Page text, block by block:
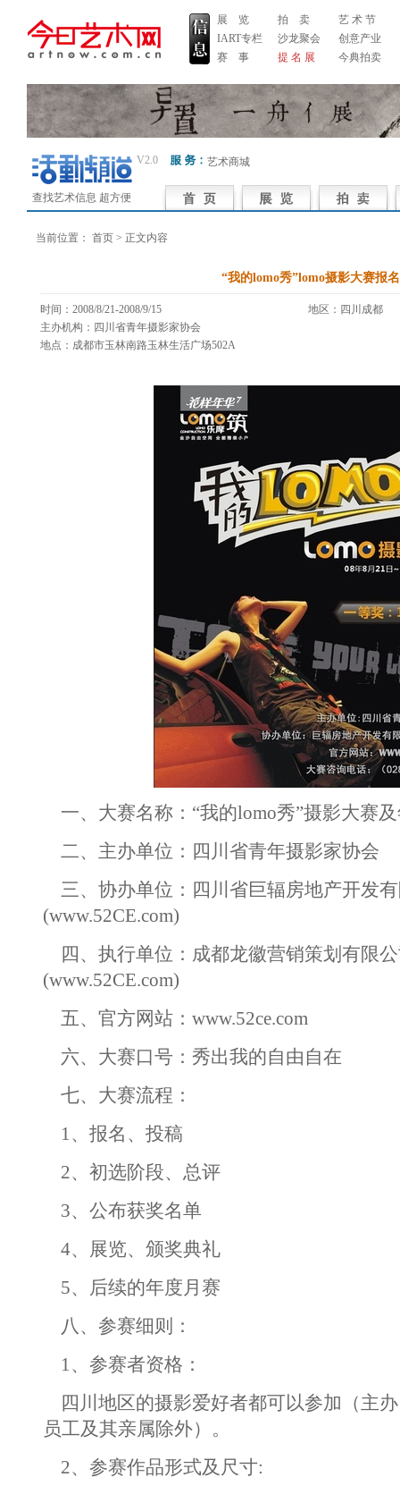
展 览
IART专栏
赛 事
拍 卖
沙龙聚会
提 名 展
艺 术 节
创意产业
今典拍卖
查找艺术信息 超方便
V2.0 艺术商城
当前位置： 首页 > 正文内容
“我的lomo秀”lomo摄影大赛报名
时间：2008/8/21-2008/9/15
地区：四川成
主办机构：四川省青年摄影家协会
地点：成都市玉林南路玉林生活广场502A
一、大赛名称：“我的lomo秀”摄影大赛
二、主办单位：四川省青年摄影家协会
三、协办单位：四川省巨辐房地产开发
(www.52CE.com)
四、执行单位：成都龙徽营销策划有限
(www.52CE.com)
五、官方网站： www.52ce.com
六、大赛口号：秀出我的自由自在
七、大赛流程：
1、报名、投稿
2、初选阶段、总评
3、公布获奖名单
4、展览、颁奖典礼
5、后续的年度月赛
八、参赛细则：
1、参赛者资格：
四川地区的摄影爱好者都可以参加（主
员工及其亲属除外）。
2、参赛作品形式及尺寸: